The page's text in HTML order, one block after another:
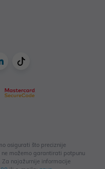
osigurati što preciznije
možemo garantirati potpunu
najažurnije informacije